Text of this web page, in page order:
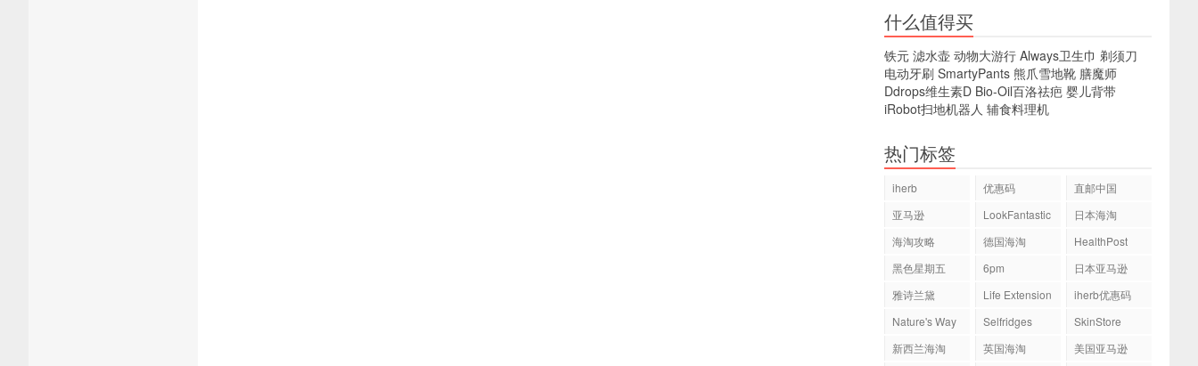
什么值得买
铁元 滤水壶 动物大游行 Always卫生巾 剃须刀
电动牙刷 SmartyPants 熊爪雪地靴 膳魔师
Ddrops维生素D Bio-Oil百洛祛疤 婴儿背带
iRobot扫地机器人 辅食料理机
热门标签
iherb 优惠码
直邮中国
亚马逊
LookFantastic
日本海淘
海淘攻略
德国海淘
HealthPost
黑色星期五
6pm
日本亚马逊
雅诗兰黛
Life Extension
iherb优惠码
Nature's Way
Selfridges
SkinStore
新西兰海淘
英国海淘
美国亚马逊